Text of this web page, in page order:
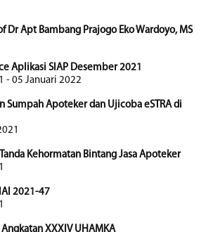
Dr Apt Bambang Prajogo Eko Wardoyo, MS
Aplikasi SIAP Desember 2021
- 05 Januari 2022
Sumpah Apoteker dan Ujicoba eSTRA di
Kehormatan Bintang Jasa Apoteker
2021-47
XXXIV UHAMKA